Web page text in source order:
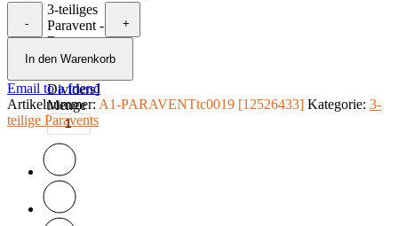
-
3-teiliges
Paravent -
Brown
Texture
Dividers]
Menge
+
In den Warenkorb
Email to a friend
Artikelnummer: A1-PARAVENTtc0019 [12526433] Kategorie: 3-
teilige Paravents